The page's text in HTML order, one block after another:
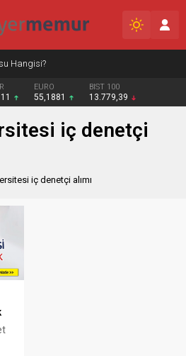
Hangisi?
EURO
55,1881
BIST 100
13.779,39
iç denetçi
iç denetçi alımı